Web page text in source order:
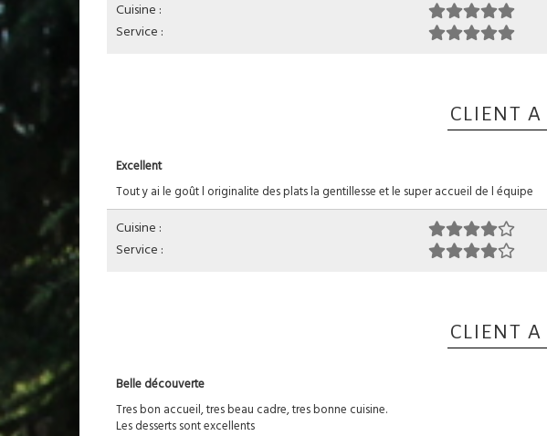
Cuisine :
Service :
CLIENT A
Excellent
Tout y ai le goût l originalite des plats la gentillesse et le super accueil de l équipe
Cuisine :
Service :
CLIENT A
Belle découverte
Tres bon accueil, tres beau cadre, tres bonne cuisine.
Les desserts sont excellents